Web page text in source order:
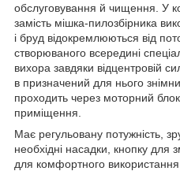
обслуговування й чищення. У
замість мішка-пилозбірника
і бруд відокремлюються від
створюваного всередині
вихора завдяки відцентровій
в призначений для нього
проходить через моторний
приміщення.
Має регульовану потужність,
необхідні насадки, кнопку
для комфортного